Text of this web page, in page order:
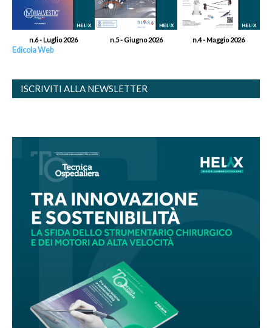
n.6 - Luglio 2026 n.5 - Giugno 2026 n.4 - Maggio 2026
Edicola Web
ISCRIVITI ALLA NEWSLETTER